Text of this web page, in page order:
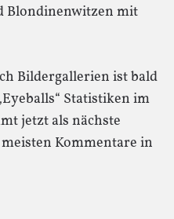
Blondinenwitzen mit
Bildergallerien ist bald
Statistiken im
jetzt als nächste
Kommentare in